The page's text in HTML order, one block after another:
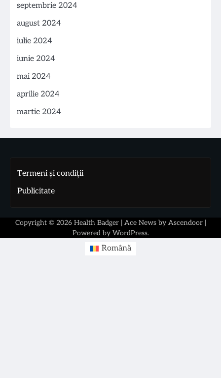
septembrie 2024
august 2024
iulie 2024
iunie 2024
mai 2024
aprilie 2024
martie 2024
Termeni și condiții
Publicitate
Copyright © 2026 Health Badger| Ace News by Ascendoor|
Powered by WordPress.
Română